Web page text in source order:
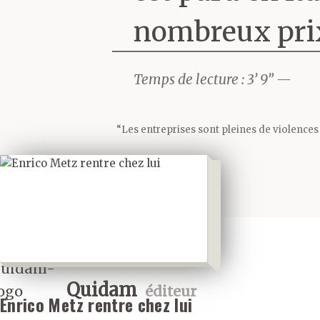
Enrico Metz rentre chez lui
essence,
ou vers la
des romans
dernier,
retourne sur
nombreux
phare. Et pour
Metz, ancien
l’agitation
Temps de lecture : 3’ 9” —
“Les entreprises sont pleines de
Quidam éditeur